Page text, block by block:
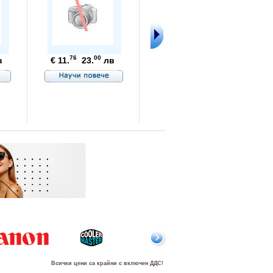
€ 11.7623.00 лв
Всички цени са крайни с включен ДДС!